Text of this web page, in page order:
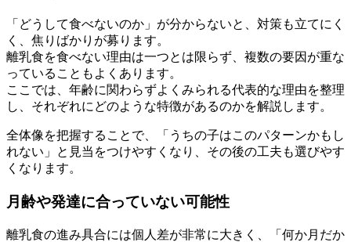
「どうして食べないのか」が分からないと、対策も立てにく
く、焦りばかりが募ります。
離乳食を食べない理由は一つとは限らず、複数の要因が重な
っていることもよくあります。
ここでは、年齢に関わらずよくみられる代表的な理由を整理
し、それぞれにどのような特徴があるのかを解説します。
全体像を把握することで、「うちの子はこのパターンかもし
れない」と見当をつけやすくなり、その後の工夫も選びやす
くなります。
月齢や発達に合っていない可能性
離乳食の進み具合には個人差が非常に大きく、「何か月だか